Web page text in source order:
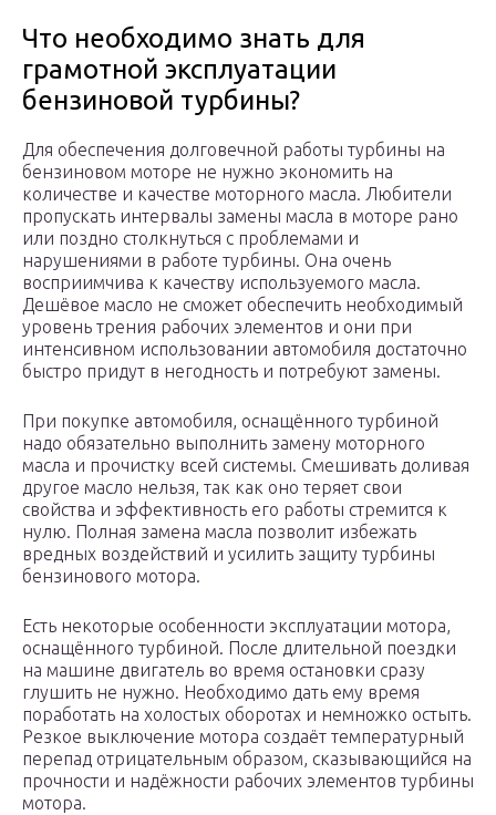
Что необходимо знать для
грамотной эксплуатации
бензиновой турбины?
Для обеспечения долговечной работы турбины на
бензиновом моторе не нужно экономить на
количестве и качестве моторного масла. Любители
пропускать интервалы замены масла в моторе рано
или поздно столкнуться с проблемами и
нарушениями в работе турбины. Она очень
восприимчива к качеству используемого масла.
Дешёвое масло не сможет обеспечить необходимый
уровень трения рабочих элементов и они при
интенсивном использовании автомобиля достаточно
быстро придут в негодность и потребуют замены.
При покупке автомобиля, оснащённого турбиной
надо обязательно выполнить замену моторного
масла и прочистку всей системы. Смешивать доливая
другое масло нельзя, так как оно теряет свои
свойства и эффективность его работы стремится к
нулю. Полная замена масла позволит избежать
вредных воздействий и усилить защиту турбины
бензинового мотора.
Есть некоторые особенности эксплуатации мотора,
оснащённого турбиной. После длительной поездки
на машине двигатель во время остановки сразу
глушить не нужно. Необходимо дать ему время
поработать на холостых оборотах и немножко остыть.
Резкое выключение мотора создаёт температурный
перепад отрицательным образом, сказывающийся на
прочности и надёжности рабочих элементов турбины
мотора.